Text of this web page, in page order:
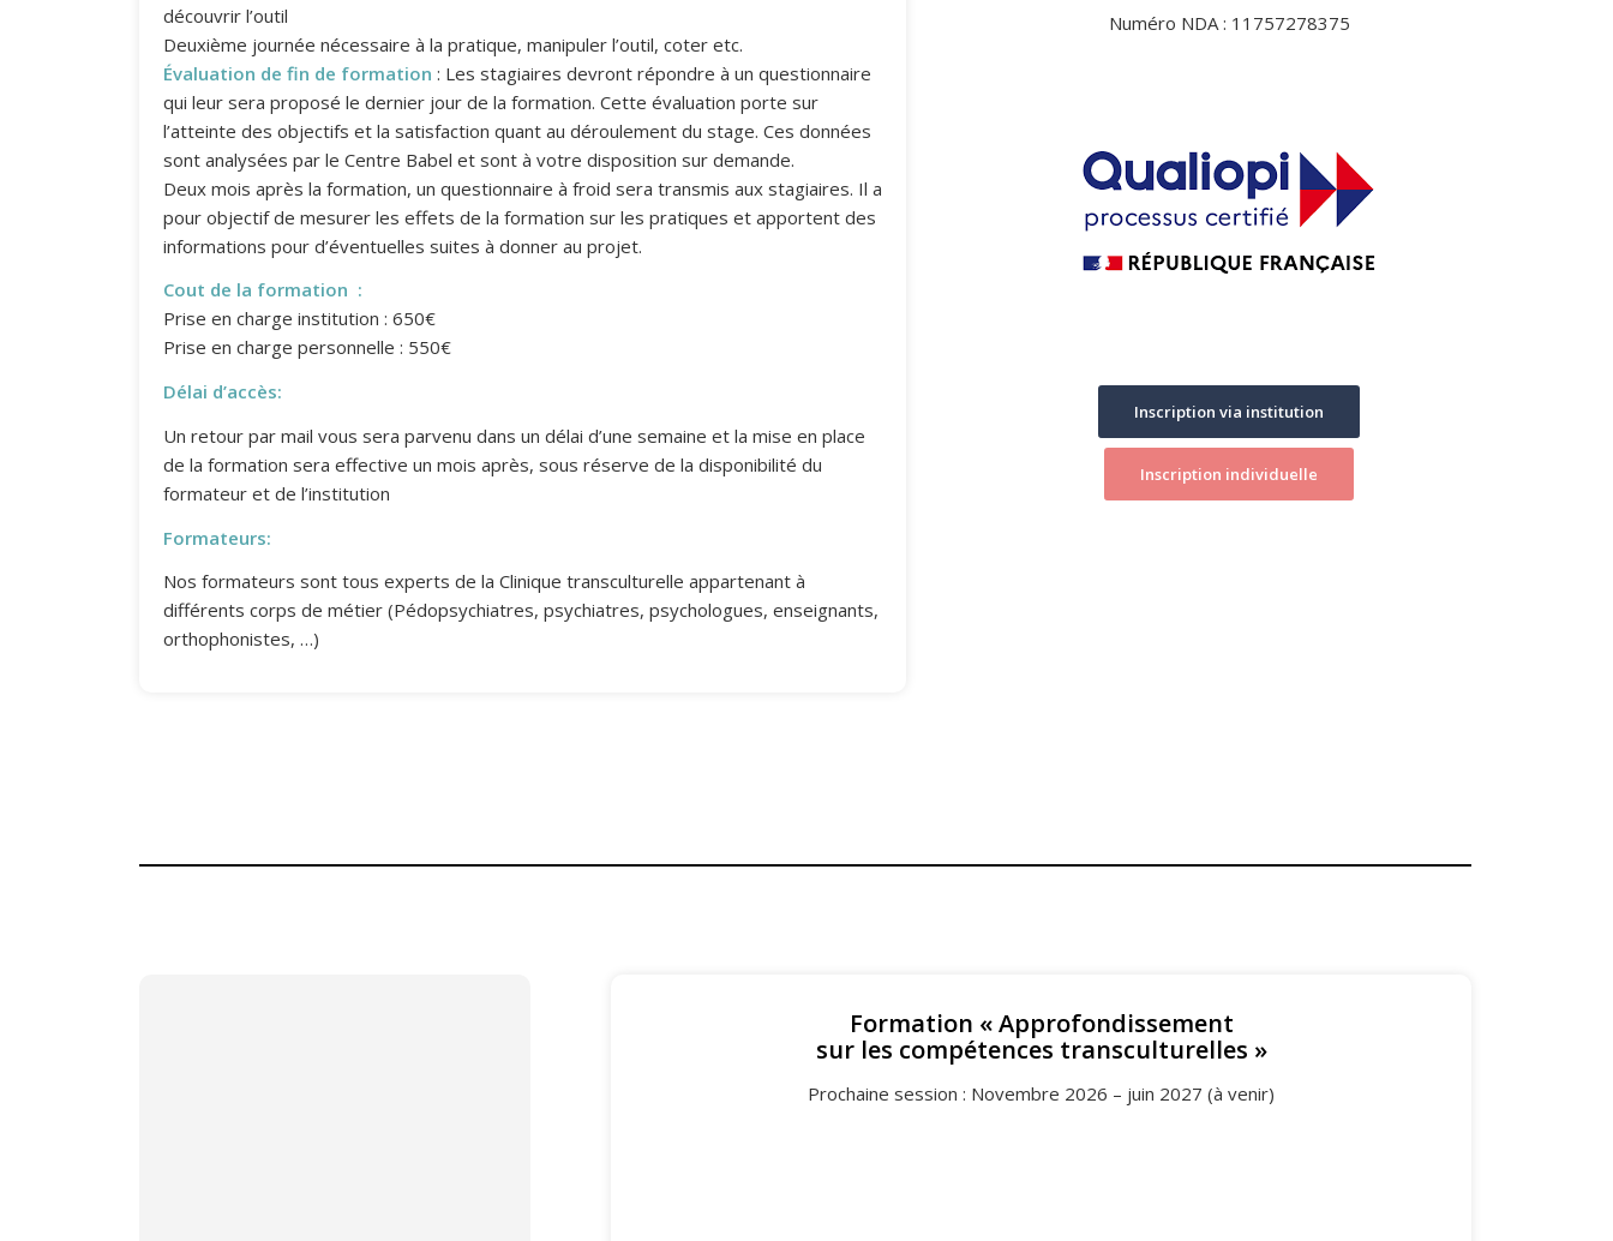
découvrir l’outil
Deuxième journée nécessaire à la pratique, manipuler l’outil, coter etc.
Évaluation de fin de formation : Les stagiaires devront répondre à un questionnaire
qui leur sera proposé le dernier jour de la formation. Cette évaluation porte sur
l’atteinte des objectifs et la satisfaction quant au déroulement du stage. Ces données
sont analysées par le Centre Babel et sont à votre disposition sur demande.
Deux mois après la formation, un questionnaire à froid sera transmis aux stagiaires. Il a
pour objectif de mesurer les effets de la formation sur les pratiques et apportent des
informations pour d’éventuelles suites à donner au projet.
Cout de la formation :
Prise en charge institution : 650€
Prise en charge personnelle : 550€
Délai d’accès:
Un retour par mail vous sera parvenu dans un délai d’une semaine et la mise en place
de la formation sera effective un mois après, sous réserve de la disponibilité du
formateur et de l’institution
Formateurs:
Nos formateurs sont tous experts de la Clinique transculturelle appartenant à
différents corps de métier (Pédopsychiatres, psychiatres, psychologues, enseignants,
orthophonistes, …)
Numéro NDA : 11757278375
Inscription via institution
Inscription individuelle
Formation « Approfondissement
sur les compétences transculturelles »
Prochaine session : Novembre 2026 – juin 2027 (à venir)